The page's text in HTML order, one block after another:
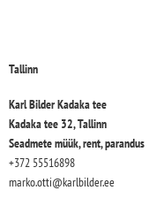
Tallinn
Karl Bilder Kadaka tee
Kadaka tee 32, Tallinn
Seadmete müük, rent, parandus
+372 55516898
marko.otti@karlbilder.ee